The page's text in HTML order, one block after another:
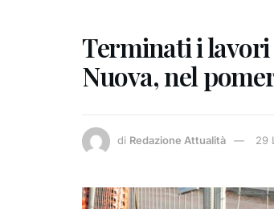
Terminati i lavori
Nuova, nel
di Redazione Attualità 29